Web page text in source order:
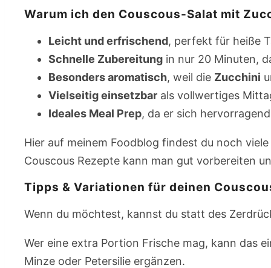
Warum ich den Couscous-Salat mit
Leicht und erfrischend, perfekt für heiße
Schnelle Zubereitung in nur 20 Minuten,
Besonders aromatisch, weil die Zucchini
Vielseitig einsetzbar als vollwertiges
Ideales Meal Prep, da er sich
Hier auf meinem Foodblog findest du noch
Couscous Rezepte kann man gut vorbereiten
Tipps & Variationen für deinen
Wenn du möchtest, kannst du statt des
Wer eine extra Portion Frische mag, kann das
Minze oder Petersilie ergänzen.